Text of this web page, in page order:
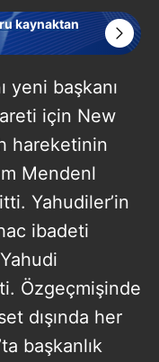
kaynaktan
yeni başkanı
için New
hareketinin
Mendenl
Yahudiler’in
ibadeti
Özgeçmişinde
dışında her
başkanlık